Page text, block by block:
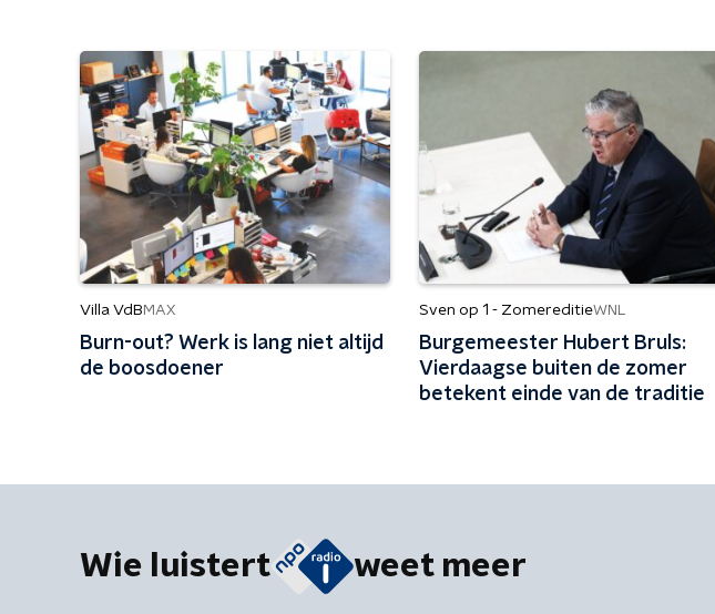
Villa VdB MAX
Burn-out? Werk is lang niet altijd
de boosdoener
Sven op 1 - ZomereditieWNL
Burgemeester Hubert Bruls:
Vierdaagse buiten de zomer
betekent einde van de traditie
Wie luistert weet meer